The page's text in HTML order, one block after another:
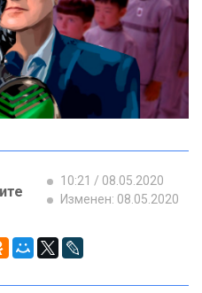
10:21 / 08.05.2020
Изменен: 08.05.2020